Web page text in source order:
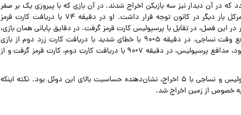
که در آن دیدار نیز سه بازیکن اخراج شدند. در آن بازی که با پیروزی یک بر صفر
نساجی در تهران به پایان رسید، الکساندر مرکل بار دیگر در کانون توجه قرار داشت. او در دقیقه ۷۴ با دریافت کارت قرمز
این فصل، در تقابل با پرسپولیس کارت قرمز گرفت. در دقایق پایانی همان بازی،
تنش‌ها به اوج رسید؛ آرمن سهرابیان، مدافع وقت نساجی، در دقیقه ۵+۹۰ با خطای شدید با دریافت کارت زرد دوم از بازی
اخراج شد و بلافاصله پس از او، ایوب العملود، مدافع پرسپولیس، در دقیقه ۷+۹۰ با دریافت کارت دوم، کارت قرمز گرفت و از
در مجموع، تقابل‌های رفت و برگشت پرسپولیس و نساجی با ۵ اخراج، نشان‌دهنده حساسیت بالای این دوئل بود. نکته اینکه
به خصوص از زمین اخراج شد.